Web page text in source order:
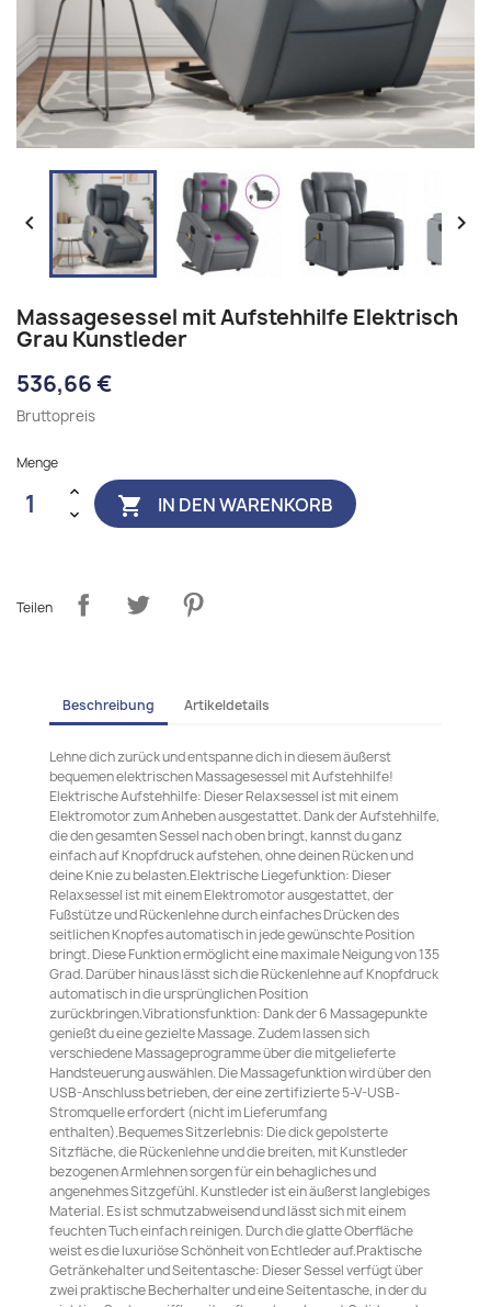
 
Massagesessel mit Aufstehhilfe Elektrisch
Grau Kunstleder
536,66 €
Bruttopreis
Menge
 IN DEN WARENKORB
Teilen
Beschreibung Artikeldetails
Lehne dich zurück und entspanne dich in diesem äußerst
bequemen elektrischen Massagesessel mit Aufstehhilfe!
Elektrische Aufstehhilfe: Dieser Relaxsessel ist mit einem
Elektromotor zum Anheben ausgestattet. Dank der Aufstehhilfe,
die den gesamten Sessel nach oben bringt, kannst du ganz
einfach auf Knopfdruck aufstehen, ohne deinen Rücken und
deine Knie zu belasten.Elektrische Liegefunktion: Dieser
Relaxsessel ist mit einem Elektromotor ausgestattet, der
Fußstütze und Rückenlehne durch einfaches Drücken des
seitlichen Knopfes automatisch in jede gewünschte Position
bringt. Diese Funktion ermöglicht eine maximale Neigung von 135
Grad. Darüber hinaus lässt sich die Rückenlehne auf Knopfdruck
automatisch in die ursprünglichen Position
zurückbringen.Vibrationsfunktion: Dank der 6 Massagepunkte
genießt du eine gezielte Massage. Zudem lassen sich
verschiedene Massageprogramme über die mitgelieferte
Handsteuerung auswählen. Die Massagefunktion wird über den
USB-Anschluss betrieben, der eine zertifizierte 5-V-USB-
Stromquelle erfordert (nicht im Lieferumfang
enthalten).Bequemes Sitzerlebnis: Die dick gepolsterte
Sitzfläche, die Rückenlehne und die breiten, mit Kunstleder
bezogenen Armlehnen sorgen für ein behagliches und
angenehmes Sitzgefühl. Kunstleder ist ein äußerst langlebiges
Material. Es ist schmutzabweisend und lässt sich mit einem
feuchten Tuch einfach reinigen. Durch die glatte Oberfläche
weist es die luxuriöse Schönheit von Echtleder auf.Praktische
Getränkehalter und Seitentasche: Dieser Sessel verfügt über
zwei praktische Becherhalter und eine Seitentasche, in der du